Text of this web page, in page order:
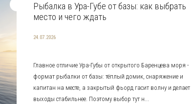
Рыбалка в Ура-Губе от базы: как выбрать
место и чего ждать
24.07.2026
Главное отличие Ура-Губы от открытого Баренцева моря -
формат рыбалки от базы: тёплый домик, снаряжение и
капитан на месте, а закрытый фьорд гасит волну и делает
выходы стабильнее. Поэтому выбор тут н...